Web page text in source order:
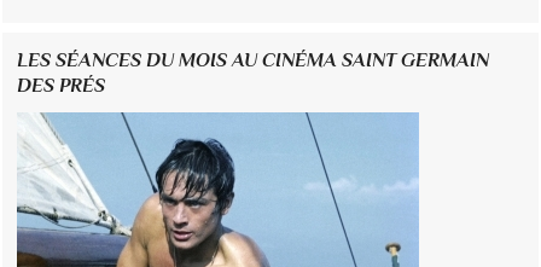
LES SÉANCES DU MOIS AU CINÉMA SAINT GERMAIN
DES PRÉS